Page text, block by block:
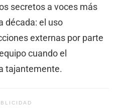
secretos a voces más
década: el uso
externas por parte
cuando el
tajantemente.